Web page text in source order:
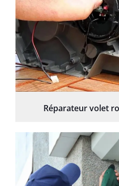
Réparateur volet